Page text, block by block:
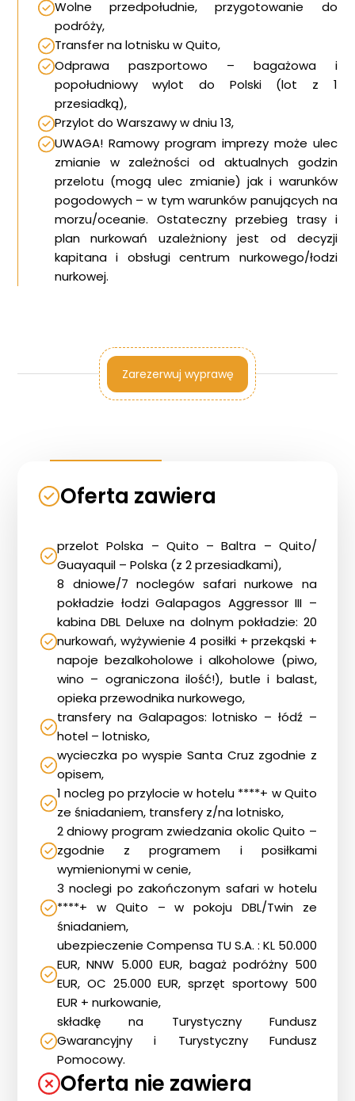
Blog
DAN
Kontakt
Wolne przedpołudnie, przygotowanie do
podróży,
Transfer na lotnisku w Quito,
Odprawa paszportowo – bagażowa i
popołudniowy wylot do Polski (lot z 1
przesiadką),
Przylot do Warszawy w dniu 13,
UWAGA! Ramowy program imprezy może ulec
zmianie w zależności od aktualnych godzin
przelotu (mogą ulec zmianie) jak i warunków
pogodowych – w tym warunków panujących na
morzu/oceanie. Ostateczny przebieg trasy i
plan nurkowań uzależniony jest od decyzji
kapitana i obsługi centrum nurkowego/łodzi
nurkowej.
Zarezerwuj wyprawę
Oferta zawiera
przelot Polska – Quito – Baltra – Quito/
Guayaquil – Polska (z 2 przesiadkami),
8 dniowe/7 noclegów safari nurkowe na
pokładzie łodzi Galapagos Aggressor III –
kabina DBL Deluxe na dolnym pokładzie: 20
nurkowań, wyżywienie 4 posiłki + przekąski +
napoje bezalkoholowe i alkoholowe (piwo,
wino – ograniczona ilość!), butle i balast,
opieka przewodnika nurkowego,
transfery na Galapagos: lotnisko – łódź –
hotel – lotnisko,
wycieczka po wyspie Santa Cruz zgodnie z
opisem,
1 nocleg po przylocie w hotelu ****+ w Quito
ze śniadaniem, transfery z/na lotnisko,
2 dniowy program zwiedzania okolic Quito –
zgodnie z programem i posiłkami
wymienionymi w cenie,
3 noclegi po zakończonym safari w hotelu
****+ w Quito – w pokoju DBL/Twin ze
śniadaniem,
ubezpieczenie Compensa TU S.A. : KL 50.000
EUR, NNW 5.000 EUR, bagaż podróżny 500
EUR, OC 25.000 EUR, sprzęt sportowy 500
EUR + nurkowanie,
składkę na Turystyczny Fundusz
Gwarancyjny i Turystyczny Fundusz
Pomocowy.
Oferta nie zawiera